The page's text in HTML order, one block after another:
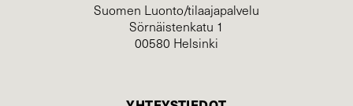
Suomen Luonto/tilaajapalvelu
Sörnäistenkatu 1
00580 Helsinki